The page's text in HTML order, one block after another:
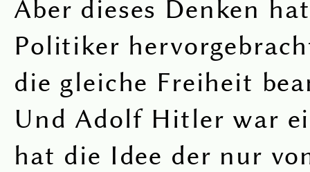
Aber dieses Denken
Politiker
die gleiche Freiheit
Und Adolf Hitler war
hat die Idee der nur